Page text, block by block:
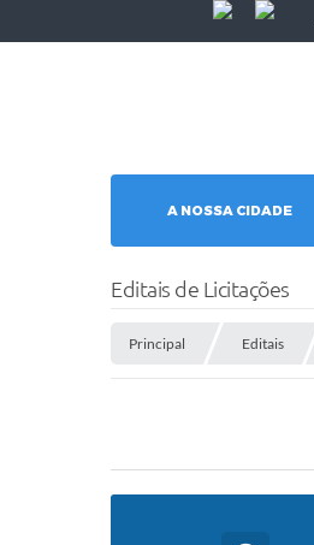
A NOSSA CIDADE
Editais de Licitações
Principal Editais